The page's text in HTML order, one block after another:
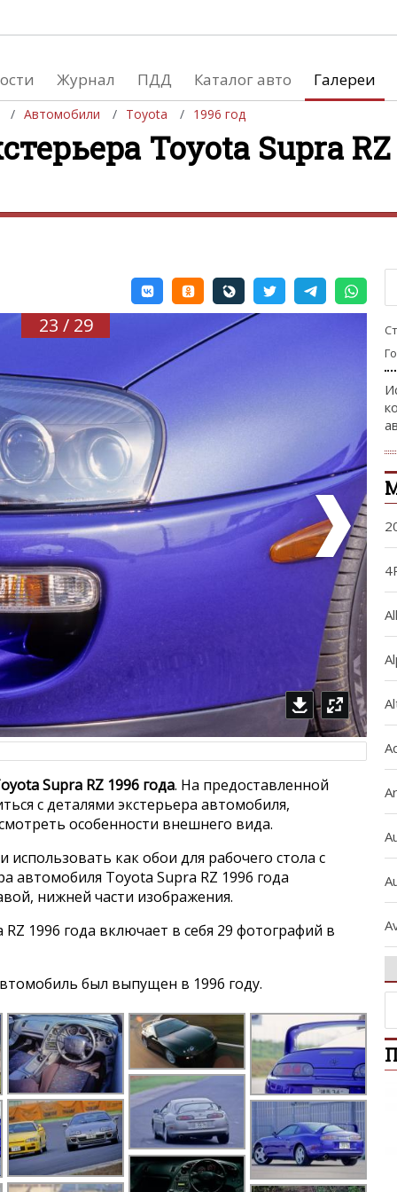
Журнал ПДД Каталог авто Галереи
Автомобили Toyota 1996 год
Toyota Supra RZ
и автомобили
и мото
Список мировых автосалонов
23 / 29
Supra RZ 1996 года. На предоставленной
с деталями экстерьера автомобиля,
особенности внешнего вида.
как обои для рабочего стола с
автомобиля Toyota Supra RZ 1996 года
нижней части изображения.
1996 года включает в себя 29 фотографий в
был выпущен в 1996 году.